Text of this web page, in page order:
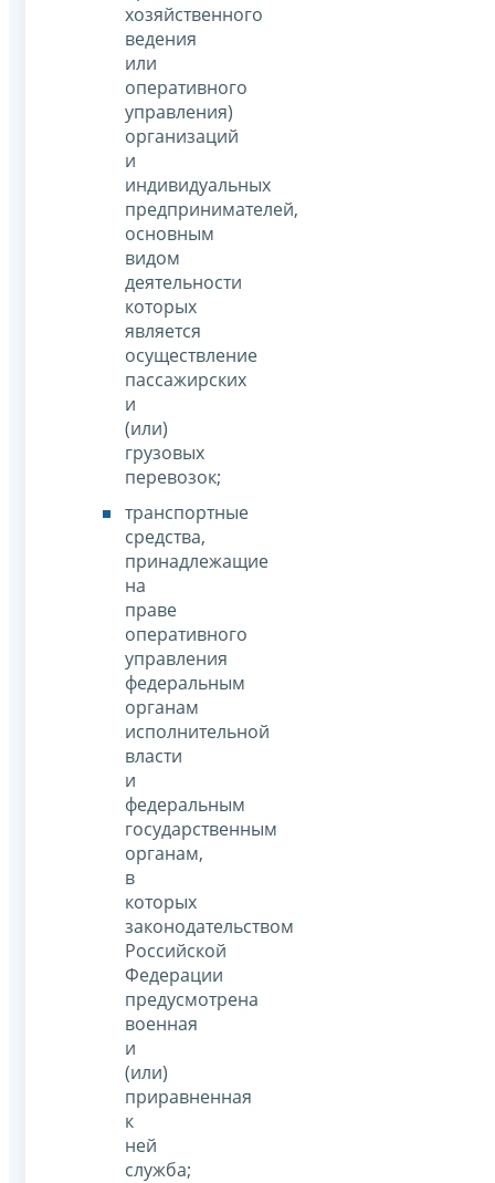
хозяйственного
ведения
или
оперативного
управления)
организаций
и
индивидуальных
предпринимателей,
основным
видом
деятельности
которых
является
осуществление
пассажирских
и
(или)
грузовых
перевозок;
транспортные
средства,
принадлежащие
на
праве
оперативного
управления
федеральным
органам
исполнительной
власти
и
федеральным
государственным
органам,
в
которых
законодательством
Российской
Федерации
предусмотрена
военная
и
(или)
приравненная
к
ней
служба;